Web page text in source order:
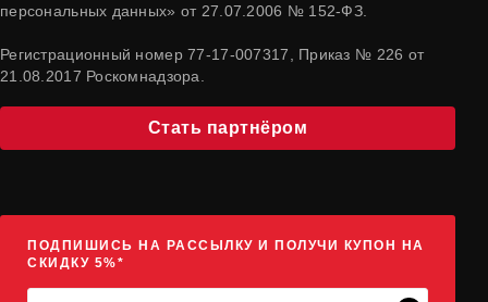
персональных данных» от 27.07.2006 № 152-ФЗ.
Регистрационный номер 77-17-007317, Приказ № 226 от
21.08.2017 Роскомнадзора.
Стать партнёром
ПОДПИШИСЬ НА РАССЫЛКУ И ПОЛУЧИ КУПОН НА
СКИДКУ 5%*